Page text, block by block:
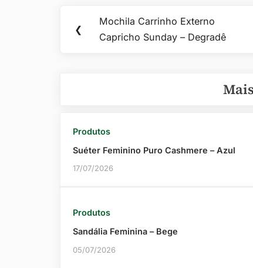
Navegação
de
❮
Previous
Post:
Mochila Carrinho Externo
Capricho Sunday – Degradê
Produtos
Suéter Feminino Puro Cashmere – Azul
17/07/2026
Produtos
Sandália Feminina – Bege
05/07/2026